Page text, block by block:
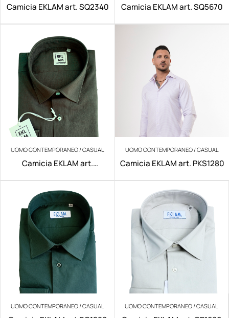
Camicia EKLAM art. SQ2340 Camicia EKLAM art. SQ5670
UOMO CONTEMPORANEO / CASUAL
Camicia EKLAM art.
UOMO CONTEMPORANEO / CASUAL
Camicia EKLAM art. PKS1280
UOMO CONTEMPORANEO / CASUAL UOMO CONTEMPORANEO / CASUAL